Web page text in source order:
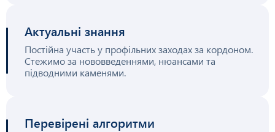
Актуальні знання
Постійна участь у профільних заходах за кордоном.
Стежимо за нововведеннями, нюансами та
підводними каменями.
Перевірені алгоритми